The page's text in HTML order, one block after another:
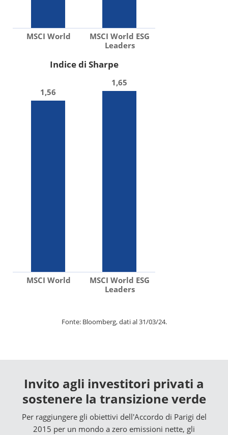
MSCI World
MSCI World ESG
Leaders
Indice di Sharpe
1,56
1,65
MSCI World
MSCI World ESG
Leaders
Fonte: Bloomberg, dati al 31/03/24.
Invito agli investitori privati a
sostenere la transizione verde
Per raggiungere gli obiettivi dell'Accordo di Parigi del
2015 per un mondo a zero emissioni nette, gli